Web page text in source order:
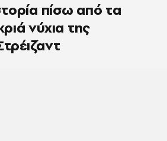
πίσω από τα
νύχια της